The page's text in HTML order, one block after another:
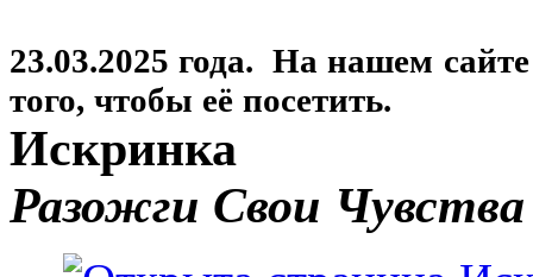
23.03.2025 года. На нашем
того, чтобы её посетить.
Искринка
Разожги Свои Чувства